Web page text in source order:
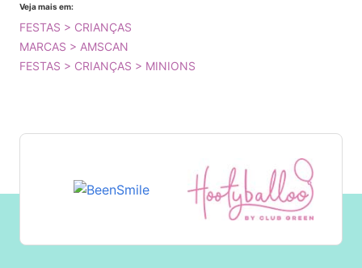
Veja mais em:
FESTAS > CRIANÇAS
MARCAS > AMSCAN
FESTAS > CRIANÇAS > MINIONS